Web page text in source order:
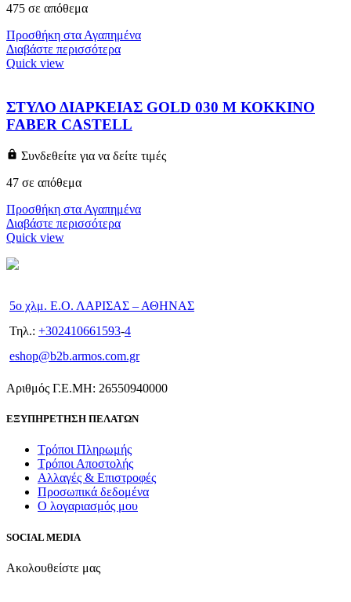
475 σε απόθεμα
Προσθήκη στα Αγαπημένα
Διαβάστε περισσότερα
Quick view
ΣΤΥΛΟ ΔΙΑΡΚΕΙΑΣ GOLD 030 M ΚΟΚΚΙΝΟ
FABER CASTELL
Συνδεθείτε για να δείτε τιμές
47 σε απόθεμα
Προσθήκη στα Αγαπημένα
Διαβάστε περισσότερα
Quick view
5ο χλμ. Ε.Ο. ΛΑΡΙΣΑΣ – ΑΘΗΝΑΣ
Τηλ.: +302410661593-4
eshop@b2b.armos.com.gr
Αριθμός Γ.Ε.ΜΗ: 26550940000
ΕΞΥΠΗΡΕΤΗΣΗ ΠΕΛΑΤΩΝ
Τρόποι Πληρωμής
Τρόποι Αποστολής
Αλλαγές & Επιστροφές
Προσωπικά δεδομένα
Ο λογαριασμός μου
SOCIAL MEDIA
Ακολουθείστε μας